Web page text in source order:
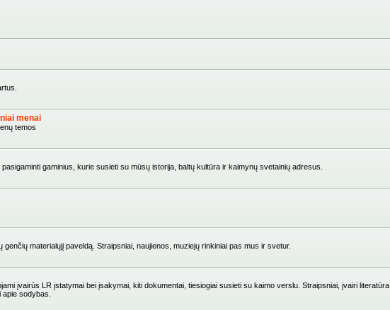
menai
temos
gaminius, kurie susieti su mūsų istorija, baltų kultūra ir kaimynų svetainių adresus.
materialųjį paveldą. Straipsniai, naujienos, muziejų rinkiniai pas mus ir svetur.
įvairūs LR įstatymai bei įsakymai, kiti dokumentai, tiesiogiai susieti su kaimo verslu. Straipsniai, įvairi literatūra.
sodybas.